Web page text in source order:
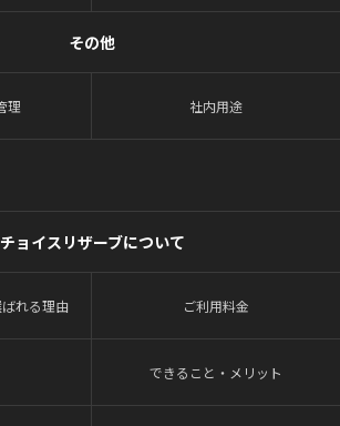
その他
理 社内用途
チョイスリザーブについて
れる理由 ご利用料金
できること・メリット